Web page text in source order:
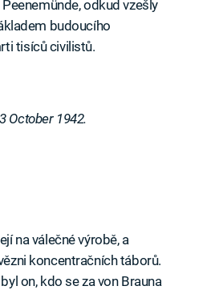
odkud vzešly
budoucího
tisíců civilistů.
October 1942.
na válečné výrobě, a
koncentračních táborů.
on, kdo se za von Brauna